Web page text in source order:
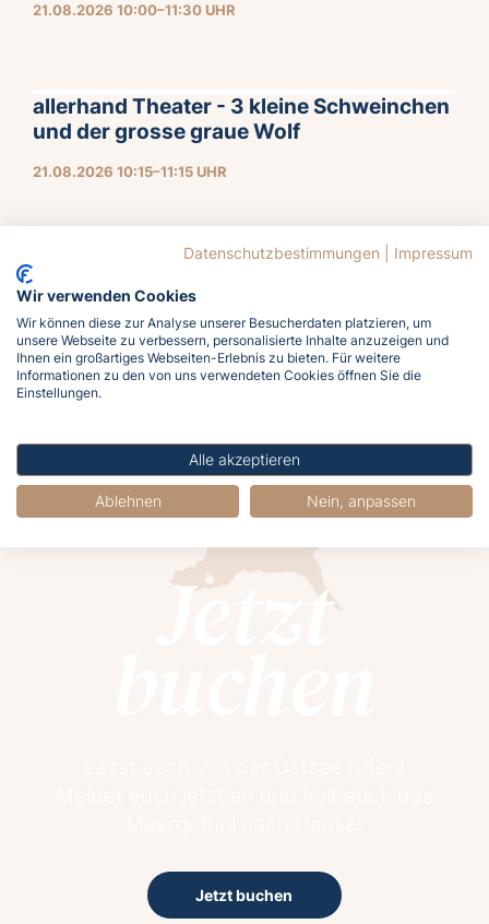
21.08.2026 10:00–11:30 UHR
21.08.2026 10:15–11:15 UHR
allerhand Theater - 3 kleine Schweinchen
und der grosse graue Wolf
7 8 9 10 11 12 13
Anfang Ende
Jetzt
Jetzt buchen
Datenschutzbestimmungen Impressum
Wir verwenden Cookies
Wir können diese zur Analyse unserer Besucherdaten platzieren, um
unsere Webseite zu verbessern, personalisierte Inhalte anzuzeigen und
Ihnen ein großartiges Webseiten-Erlebnis zu bieten. Für weitere
Informationen zu den von uns verwendeten Cookies öffnen Sie die
Einstellungen.
Alle akzeptieren
Ablehnen Nein, anpassen